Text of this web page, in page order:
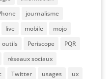
journalisme
live mobile
mojo
outils Periscope
PQR
réseaux sociaux
Twitter usages
ux